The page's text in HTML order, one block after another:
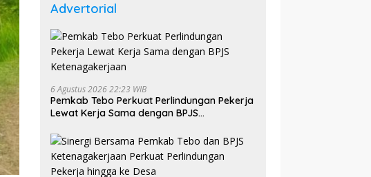
Advertorial
6 Agustus 2026 22:23 WIB
Pemkab Tebo Perkuat Perlindungan Pekerja
Lewat Kerja Sama dengan BPJS